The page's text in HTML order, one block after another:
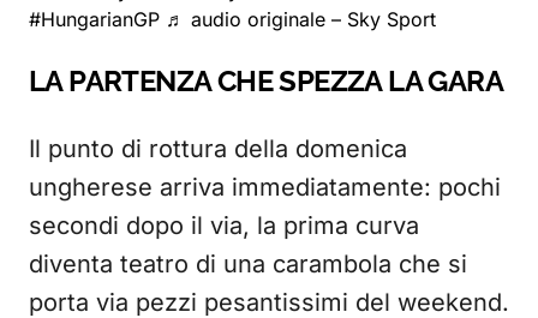
#HungarianGP ♬ audio originale – Sky Sport
LA PARTENZA CHE SPEZZA LA GARA
Il punto di rottura della domenica
ungherese arriva immediatamente: pochi
secondi dopo il via, la prima curva
diventa teatro di una carambola che si
porta via pezzi pesantissimi del weekend.